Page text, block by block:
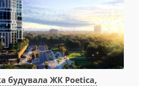
будувала ЖК Poetica,